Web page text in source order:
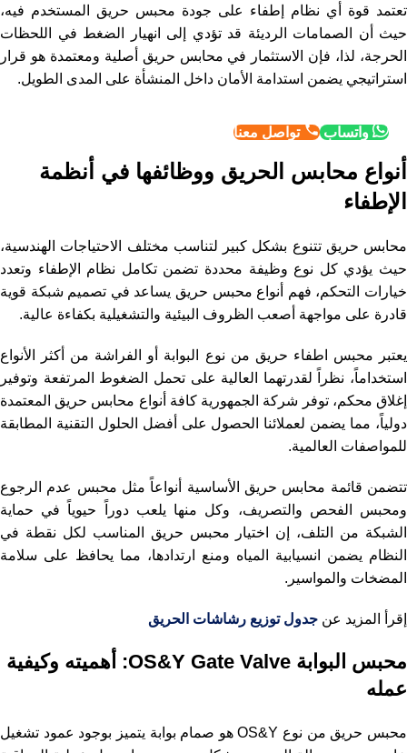
تعتمد قوة أي نظام إطفاء على جودة محبس حريق المستخدم فيه،
حيث أن الصمامات الرديئة قد تؤدي إلى انهيار الضغط في اللحظات
الحرجة، لذا، فإن الاستثمار في محابس حريق أصلية ومعتمدة هو قرار
استراتيجي يضمن استدامة الأمان داخل المنشأة على المدى الطويل.
واتساب تواصل معنا
أنواع محابس الحريق ووظائفها في أنظمة
الإطفاء
محابس حريق تتنوع بشكل كبير لتناسب مختلف الاحتياجات الهندسية،
حيث يؤدي كل نوع وظيفة محددة تضمن تكامل نظام الإطفاء وتعدد
خيارات التحكم، فهم أنواع محبس حريق يساعد في تصميم شبكة قوية
قادرة على مواجهة أصعب الظروف البيئية والتشغيلية بكفاءة عالية.
يعتبر محبس اطفاء حريق من نوع البوابة أو الفراشة من أكثر الأنواع
استخداماً، نظراً لقدرتهما العالية على تحمل الضغوط المرتفعة وتوفير
إغلاق محكم، توفر شركة الجمهورية كافة أنواع محابس حريق المعتمدة
دولياً، مما يضمن لعملائنا الحصول على أفضل الحلول التقنية المطابقة
للمواصفات العالمية.
تتضمن قائمة محابس حريق الأساسية أنواعاً مثل محبس عدم الرجوع
ومحبس الفحص والتصريف، وكل منها يلعب دوراً حيوياً في حماية
الشبكة من التلف، إن اختيار محبس حريق المناسب لكل نقطة في
النظام يضمن انسيابية المياه ومنع ارتدادها، مما يحافظ على سلامة
المضخات والمواسير.
إقرأ المزيد عن جدول توزيع رشاشات الحريق
محبس البوابة OS&Y Gate Valve: أهميته وكيفية
عمله
محبس حريق من نوع OS&Y هو صمام بوابة يتميز بوجود عمود تشغيل